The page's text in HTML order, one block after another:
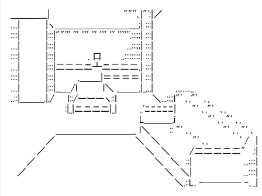
＿＿＿___| ""''､|"';|／
....| |ヽ＿＿＿＿＿＿＿＿___;| :::|
::::| |:::|""''' ''' '''' ''' '''' ''' '''''''.:::;;| :::|
....| |:::| ...:::;;| :::|
::::| |:::| . 口 ..:::::::::| :::|
....| |:::|二二二ニ┻ニ二二二,| :::|
::::| |:::| .__＿__|≡≡≡≡| :::|
....| |:::|__＿/l l＼ _＿＿,|_,,,| ,,,......_
..::|＿_____.|,/ I::/ーーーヽ::I ＼...::;;l"' ､,"' ､,
:|_|ニニニニ|_| ,.'ﾆﾆﾆﾆﾆ| "' ､,"' ､,
L__＿＿_,i "' ､, "' ､,
＿＿＿＿＿＿＿＿__ l＼ :: "' ､, "' ､, "' ､
／ ＼ ＼ "' ､, ' / |
／ ＼ ＼ /二二二二二" .:|
／ ＼ ＼ ::| ...::::|
／ ＼ ＼| ...::::|
＼.::L, -──── -､_|